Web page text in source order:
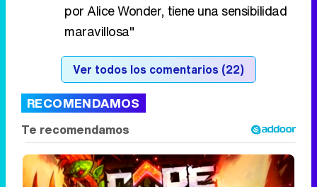
por Alice Wonder, tiene una sensibilidad
maravillosa"
Ver todos los comentarios (22)
RECOMENDAMOS